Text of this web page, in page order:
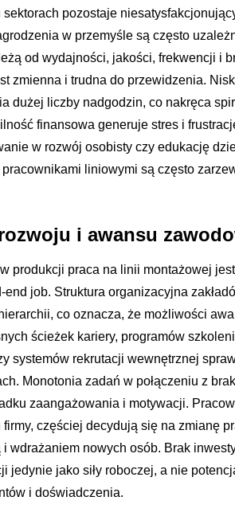
pozostaje
w przemyśle są często
od wydajności, jakości, frekwencji i
zmienna i trudna do przewidzenia.
dużej liczby nadgodzin, co nakręca
finansowa generuje stres i
w rozwój osobisty czy edukację
liniowymi są często
i awansu
produkcji praca na linii montażowej
end job. Struktura organizacyjna
co oznacza, że możliwości
ścieżek kariery, programów
systemów rekrutacji wewnętrznej
Monotonia zadań w połączeniu z
zaangażowania i motywacji.
częściej decydują się na zmianę
wdrażaniem nowych osób. Brak
jedynie jako siły roboczej, a nie
i doświadczenia.